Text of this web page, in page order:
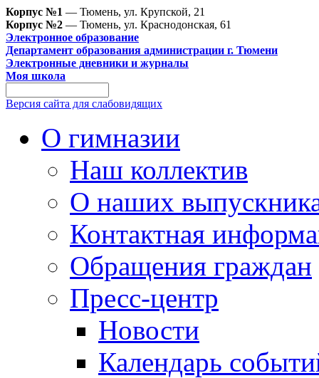
Корпус №1 — Тюмень, ул. Крупской, 21
Корпус №2 — Тюмень, ул. Краснодонская, 61
Электронное образование
Департамент образования администрации г. Тюмени
Электронные дневники и журналы
Моя школа
Версия сайта для слабовидящих
О гимназии
Наш коллектив
О наших
Контактная
Обращения граждан
Пресс-центр
Новости
Календарь